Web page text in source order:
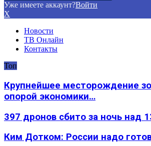
Уже имеете аккаунт?Войти
X
Новости
ТВ Онлайн
Контакты
Топ
Крупнейшее месторождение
опорой экономики…
397 дронов сбито за ночь над
Ким Дотком: России надо